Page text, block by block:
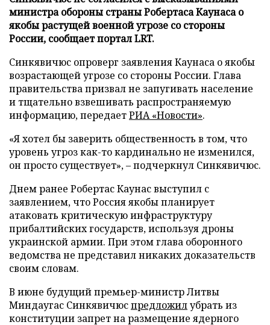
министра обороны страны Робертаса Каунаса о
якобы растущей военной угрозе со стороны
России, сообщает портал LRT.
Синкявичюс опроверг заявления Каунаса о якобы
возрастающей угрозе со стороны России. Глава
правительства призвал не запугивать население
и тщательно взвешивать распространяемую
информацию, передаетРИА «Новости».
«Я хотел бы заверить общественность в том, что
уровень угроз как-то кардинально не изменился,
он просто существует», – подчеркнул Синкявичюс.
Днем ранее Робертас Каунас выступил с
заявлением, что Россия якобы планирует
атаковать критическую инфраструктуру
прибалтийских государств, используя дроны
украинской армии. При этом глава оборонного
ведомства не представил никаких доказательств
своим словам.
В июне будущий премьер-министр Литвы
Миндаугас Синкявичюспредложилубрать из
конституции запрет на размещение ядерного